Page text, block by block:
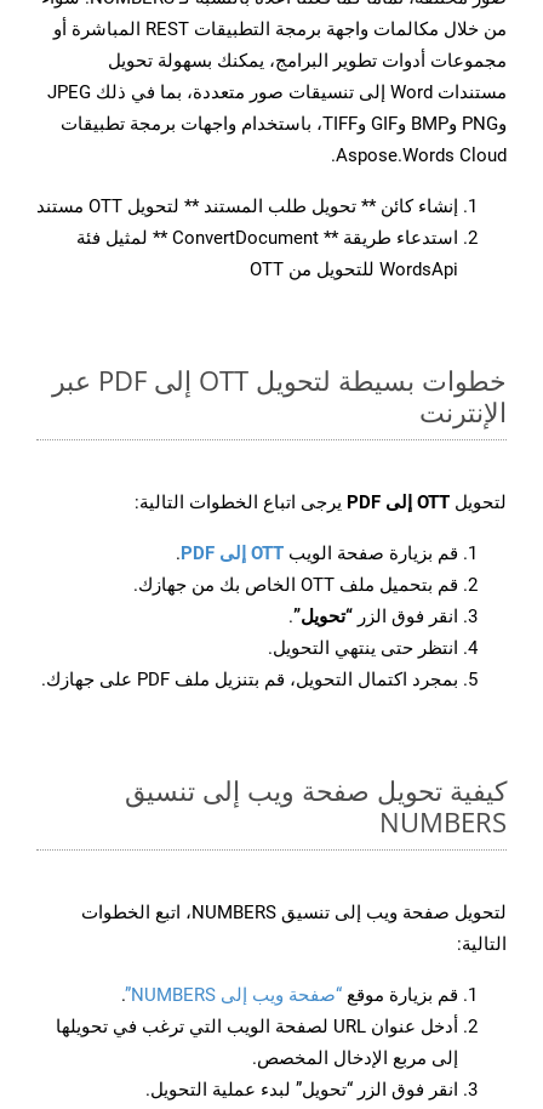
من خلال مكالمات واجهة برمجة التطبيقات REST المباشرة أو
مجموعات أدوات تطوير البرامج، يمكنك بسهولة تحويل
مستندات Word إلى تنسيقات صور متعددة، بما في ذلك JPEG
وPNG وBMP وGIF وTIFF، باستخدام واجهات برمجة تطبيقات
Aspose.Words Cloud.
إنشاء كائن ** تحويل طلب المستند ** لتحويل OTT مستند
استدعاء طريقة ** ConvertDocument ** لمثيل فئة
WordsApi للتحويل من OTT
خطوات بسيطة لتحويل OTT إلى PDF عبر
الإنترنت
لتحويل OTT إلى PDF يرجى اتباع الخطوات التالية:
قم بزيارة صفحة الويب OTT إلى PDF
.
قم بتحميل ملف OTT الخاص بك من جهازك.
انقر فوق الزر “تحويل”.
انتظر حتى ينتهي التحويل.
بمجرد اكتمال التحويل، قم بتنزيل ملف PDF على جهازك.
كيفية تحويل صفحة ويب إلى تنسيق
NUMBERS
لتحويل صفحة ويب إلى تنسيق NUMBERS، اتبع الخطوات
التالية:
قم بزيارة موقع “صفحة ويب إلى NUMBERS”
.
أدخل عنوان URL لصفحة الويب التي ترغب في تحويلها
إلى مربع الإدخال المخصص.
انقر فوق الزر “تحويل” لبدء عملية التحويل.